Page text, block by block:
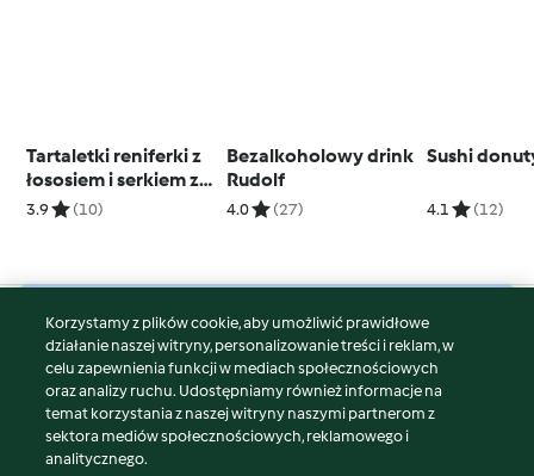
Tartaletki reniferki z
łososiem i serkiem z
ricotty
3.9 (10)
Bezalkoholowy drink
Rudolf
4.0 (27)
Sushi
4.1 (12)
© Copyright 2026
Warunki korzystania
Polityka prywatności
Disclaimer
Znak wydawcy
Korzystamy z plików cookie, aby umożliwić prawidłowe
działanie naszej witryny, personalizowanie treści i reklam, w
celu zapewnienia funkcji w mediach społecznościowych
oraz analizy ruchu. Udostępniamy również informacje na
temat korzystania z naszej witryny naszymi partnerom z
sektora mediów społecznościowych, reklamowego i
analitycznego.